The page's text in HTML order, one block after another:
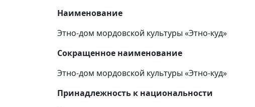
Наименование
Этно-дом мордовской культуры «Этно-куд»
Сокращенное наименование
Этно-дом мордовской культуры «Этно-куд»
Принадлежность к национальности